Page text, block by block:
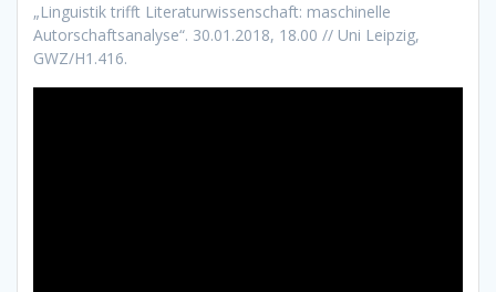
„Linguistik trifft Literaturwissenschaft: maschinelle
Autorschaftsanalyse“. 30.01.2018, 18.00 // Uni Leipzig,
GWZ/H1.416.